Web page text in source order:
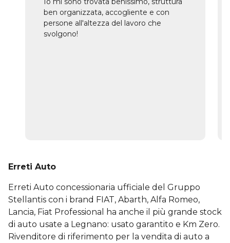
ben organizzata, accogliente e con
persone all'altezza del lavoro che
svolgono!
Erreti Auto
Erreti Auto concessionaria ufficiale del Gruppo
Stellantis con i brand FIAT, Abarth, Alfa Romeo,
Lancia, Fiat Professional ha anche il più grande stock
di auto usate a Legnano: usato garantito e Km Zero.
Rivenditore di riferimento per la vendita di auto a